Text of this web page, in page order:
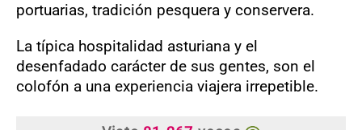
portuarias, tradición pesquera y conservera.
La típica hospitalidad asturiana y el
desenfadado carácter de sus gentes, son el
colofón a una experiencia viajera irrepetible.